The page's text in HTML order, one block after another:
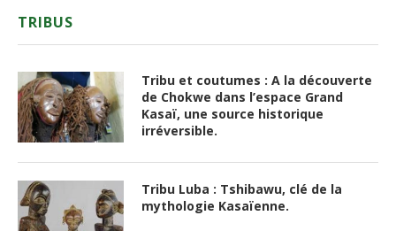
TRIBUS
Tribu et coutumes : A la découverte
de Chokwe dans l’espace Grand
Kasaï, une source historique
irréversible.
Tribu Luba : Tshibawu, clé de la
mythologie Kasaïenne.